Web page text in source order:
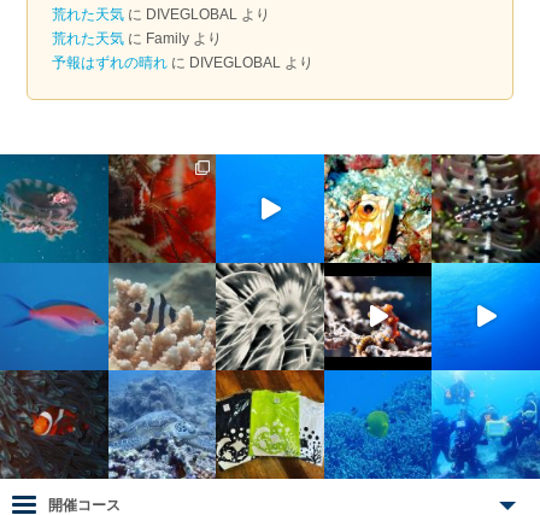
荒れた天気 に DIVEGLOBAL より
荒れた天気 に Family より
予報はずれの晴れ に DIVEGLOBAL より
開催コース